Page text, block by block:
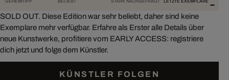
GEHEIMTIPP BELIEBT STARK NACHGEFRAGT LETZTE EXEMPLARE
SOLD OUT. Diese Edition war sehr beliebt, daher sind keine
Exemplare mehr verfügbar. Erfahre als Erster alle Details über
neue Kunstwerke, profitiere vom EARLY ACCESS: registriere
dich jetzt und folge dem Künstler.
KÜNSTLER FOLGEN